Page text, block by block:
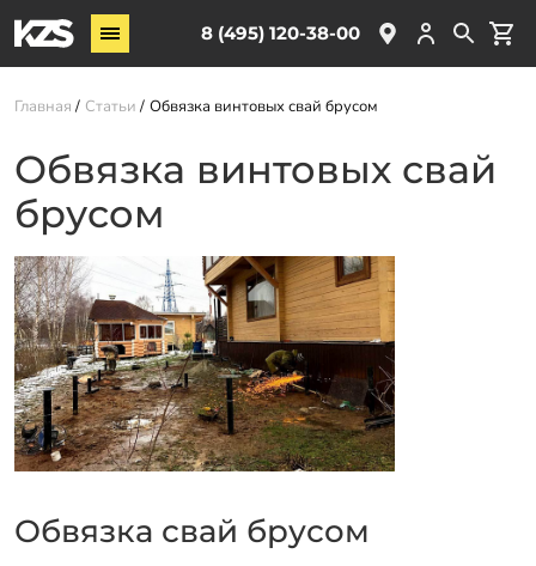
8 (495) 120-38-00
Винтовые сваи
ЖБ сваи
Обвязка свай
Комплектующие
Услуги
О компании
Акции
Новости
Партнёрам
Контакты
Оплата
Главная Статьи Обвязка винтовых свай брусом
Обвязка винтовых свай
брусом
Обвязка свай брусом